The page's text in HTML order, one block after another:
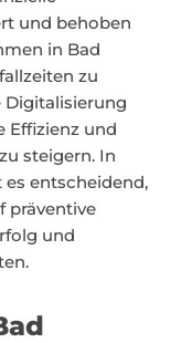
und behoben
in Bad
zu
Digitalisierung
Effizienz und
steigern. In
entscheidend,
präventive
und